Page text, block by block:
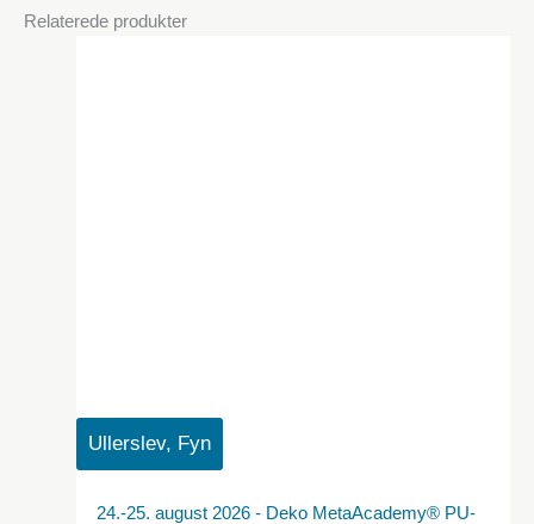
Relaterede produkter
Ullerslev, Fyn
24.-25. august 2026 - Deko MetaAcademy® PU-